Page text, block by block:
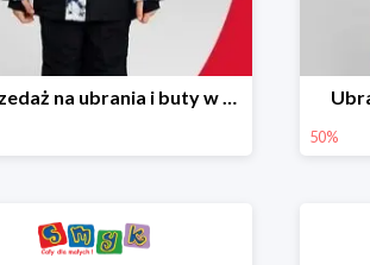
Wyprzedaż na ubrania i buty w Smyku do -70%
50%